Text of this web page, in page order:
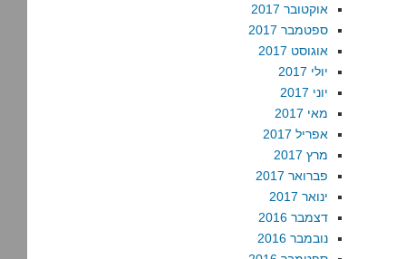
אוקטובר 2017
ספטמבר 2017
אוגוסט 2017
יולי 2017
יוני 2017
מאי 2017
אפריל 2017
מרץ 2017
פברואר 2017
ינואר 2017
דצמבר 2016
נובמבר 2016